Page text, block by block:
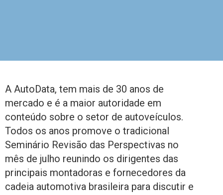
A AutoData, tem mais de 30 anos de
mercado e é a maior autoridade em
conteúdo sobre o setor de autoveículos.
Todos os anos promove o tradicional
Seminário Revisão das Perspectivas no
mês de julho reunindo os dirigentes das
principais montadoras e fornecedores da
cadeia automotiva brasileira para discutir e